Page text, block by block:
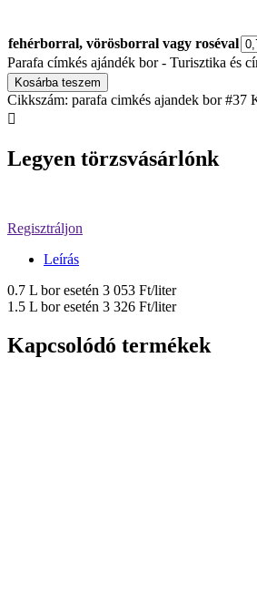
fehérborral, vörösborral vagy roséval
Parafa címkés ajándék bor - Turisztika és
Kosárba teszem
Cikkszám: parafa cimkés ajandek bor #37

Legyen törzsvásárlónk
Regisztráljon
Leírás
0.7 L bor esetén 3 053 Ft/liter
1.5 L bor esetén 3 326 Ft/liter
Kapcsolódó termékek